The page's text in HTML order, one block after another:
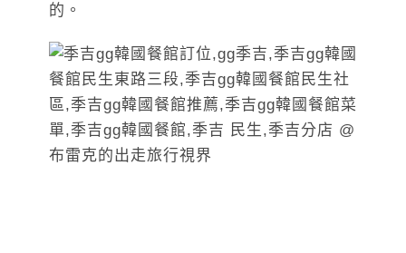
的。